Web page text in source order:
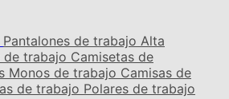
Pantalones de trabajo Alta
de trabajo Camisetas de
Monos de trabajo Camisas de
de trabajo Polares de trabajo